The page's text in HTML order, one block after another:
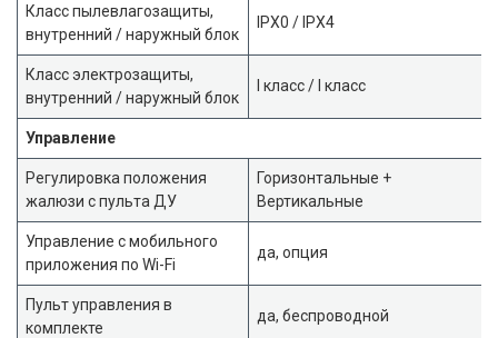
Класс пылевлагозащиты,
внутренний / наружный блок
IPX0 / IPX4
Класс электрозащиты,
внутренний / наружный блок
I класс / I класс
Управление
Регулировка положения
жалюзи с пульта ДУ
Горизонтальные +
Вертикальные
Управление c мобильного
приложения по Wi-Fi
да, опция
Пульт управления в
комплекте
да, беспроводной